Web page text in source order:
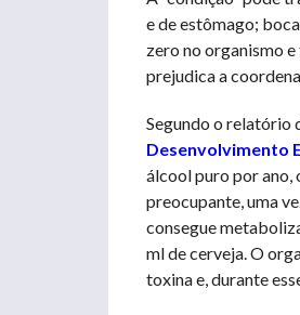
e de estômago;
zero no organismo
prejudica a
Segundo o relatório
Desenvolvimento
álcool puro por ano,
preocupante, uma
consegue
ml de cerveja. O
toxina e, durante